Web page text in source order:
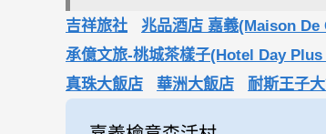
吉祥旅社 兆品酒店 嘉義(Maison
承億文旅-桃城茶樣子(Hotel Day Plus
真珠大飯店
華洲大飯店 耐斯王子